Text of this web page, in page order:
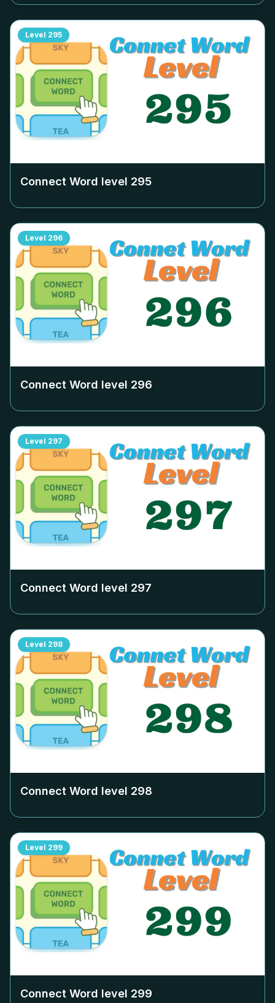
Level 295
Connect Word level 295
Level 296
Connect Word level 296
Level 297
Connect Word level 297
Level 298
Connect Word level 298
Level 299
Connect Word level 299